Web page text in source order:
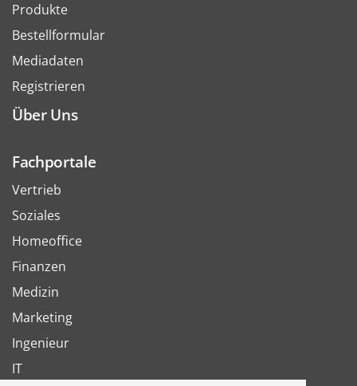
Produkte
Bestellformular
Mediadaten
Registrieren
Über Uns
Fachportale
Vertrieb
Soziales
Homeoffice
Finanzen
Medizin
Marketing
Ingenieur
IT